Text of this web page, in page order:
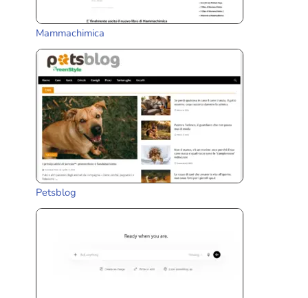
Mammachimica
Petsblog